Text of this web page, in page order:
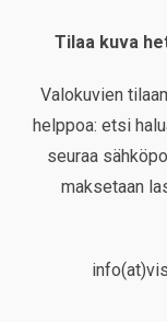
Tilaa kuva
Valokuvien
helppoa: etsi
seuraa
maksetaan